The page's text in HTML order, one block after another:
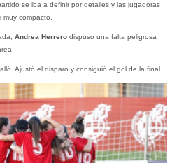
se iba a definir por detalles y las jugadoras
compacto.
Andrea Herrerodispuso una falta peligrosa
Ajustó el disparo y consiguió el gol de la final.